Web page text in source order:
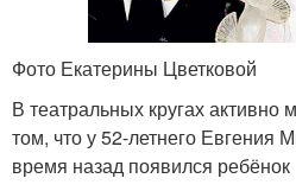
Фото Екатерины Цветковой
В театральных кругах активно
том, что у 52-летнего Евгения
время назад появился ребёнок